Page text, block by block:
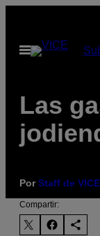
contenido
Abrir
Menú
Las
PorStaff de VICE
Compartir: